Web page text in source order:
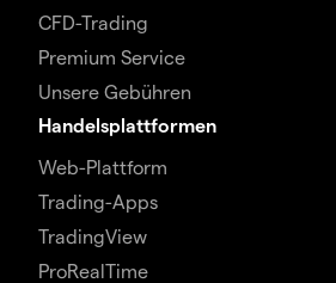
CFD-Trading
Premium Service
Unsere Gebühren
Handelsplattformen
Web-Plattform
Trading-Apps
TradingView
ProRealTime